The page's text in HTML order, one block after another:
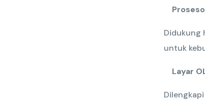
Didukung
untuk
Layar